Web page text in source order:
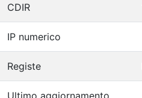
CDIR
IP numerico
Registe
Ultimo aggiornamento